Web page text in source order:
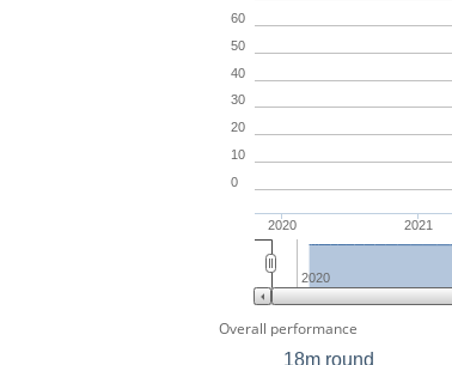
2020 2021
0
10
20
30
40
50
60
2020
Overall performance
18m round